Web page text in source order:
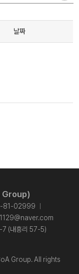
날짜
Group)
81-02999
7 (내흥리 57-5)
Group. All rights